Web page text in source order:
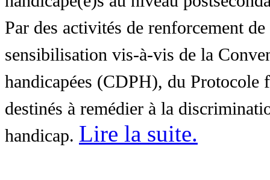
Par des activités de renforcement
sensibilisation vis-à-vis de la
handicapées (CDPH), du Protocole
destinés à remédier à la
handicap. Lire la suite.